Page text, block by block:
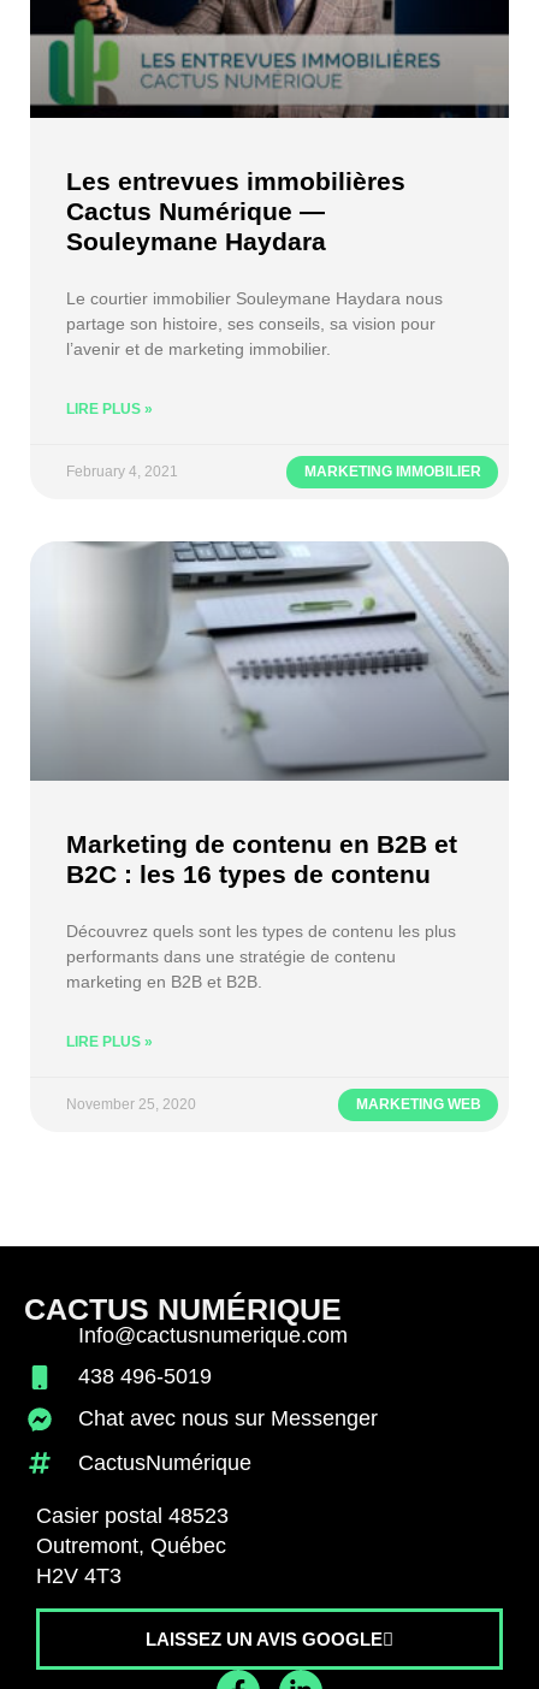
MARKETING IMMOBILIER
Les entrevues immobilières
Cactus Numérique —
Souleymane Haydara
Le courtier immobilier Souleymane Haydara nous
partage son histoire, ses conseils, sa vision pour
l’avenir et de marketing immobilier.
LIRE PLUS »
February 4, 2021
MARKETING WEB
Marketing de contenu en B2B et
B2C : les 16 types de contenu
Découvrez quels sont les types de contenu les plus
performants dans une stratégie de contenu
marketing en B2B et B2B.
LIRE PLUS »
November 25, 2020
CACTUS NUMÉRIQUE
Info@cactusnumerique.com
438 496-5019
Chat avec nous sur Messenger
CactusNumérique
Casier postal 48523
Outremont, Québec
H2V 4T3
LAISSEZ UN AVIS GOOGLE